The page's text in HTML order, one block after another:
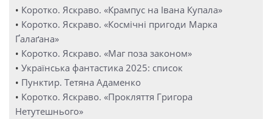
• Коротко. Яскраво. «Крампус на Івана Купала»
• Коротко. Яскраво. «Космічні пригоди Марка
Ґалаґана»
• Коротко. Яскраво. «Маг поза законом»
• Українська фантастика 2025: список
• Пунктир. Тетяна Адаменко
• Коротко. Яскраво. «Прокляття Григора
Нетутешнього»